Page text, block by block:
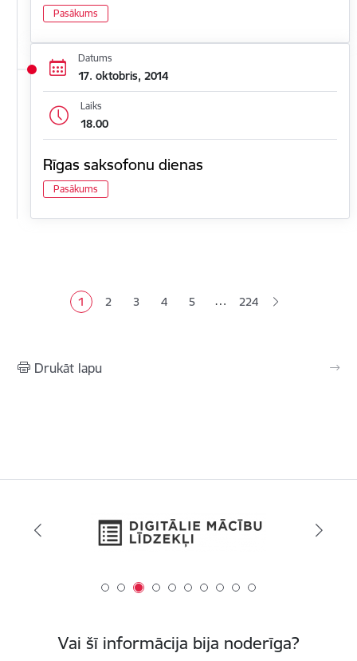
Pasākums
Datums
17. oktobris, 2014
Laiks
18.00
Rīgas saksofonu dienas
Pasākums
Pašreizējā lapa
1 Lapa
2 Lapa
3 Lapa
4 Lapa
5 … 224
Drukāt lapu
Vai šī informācija bija noderīga?